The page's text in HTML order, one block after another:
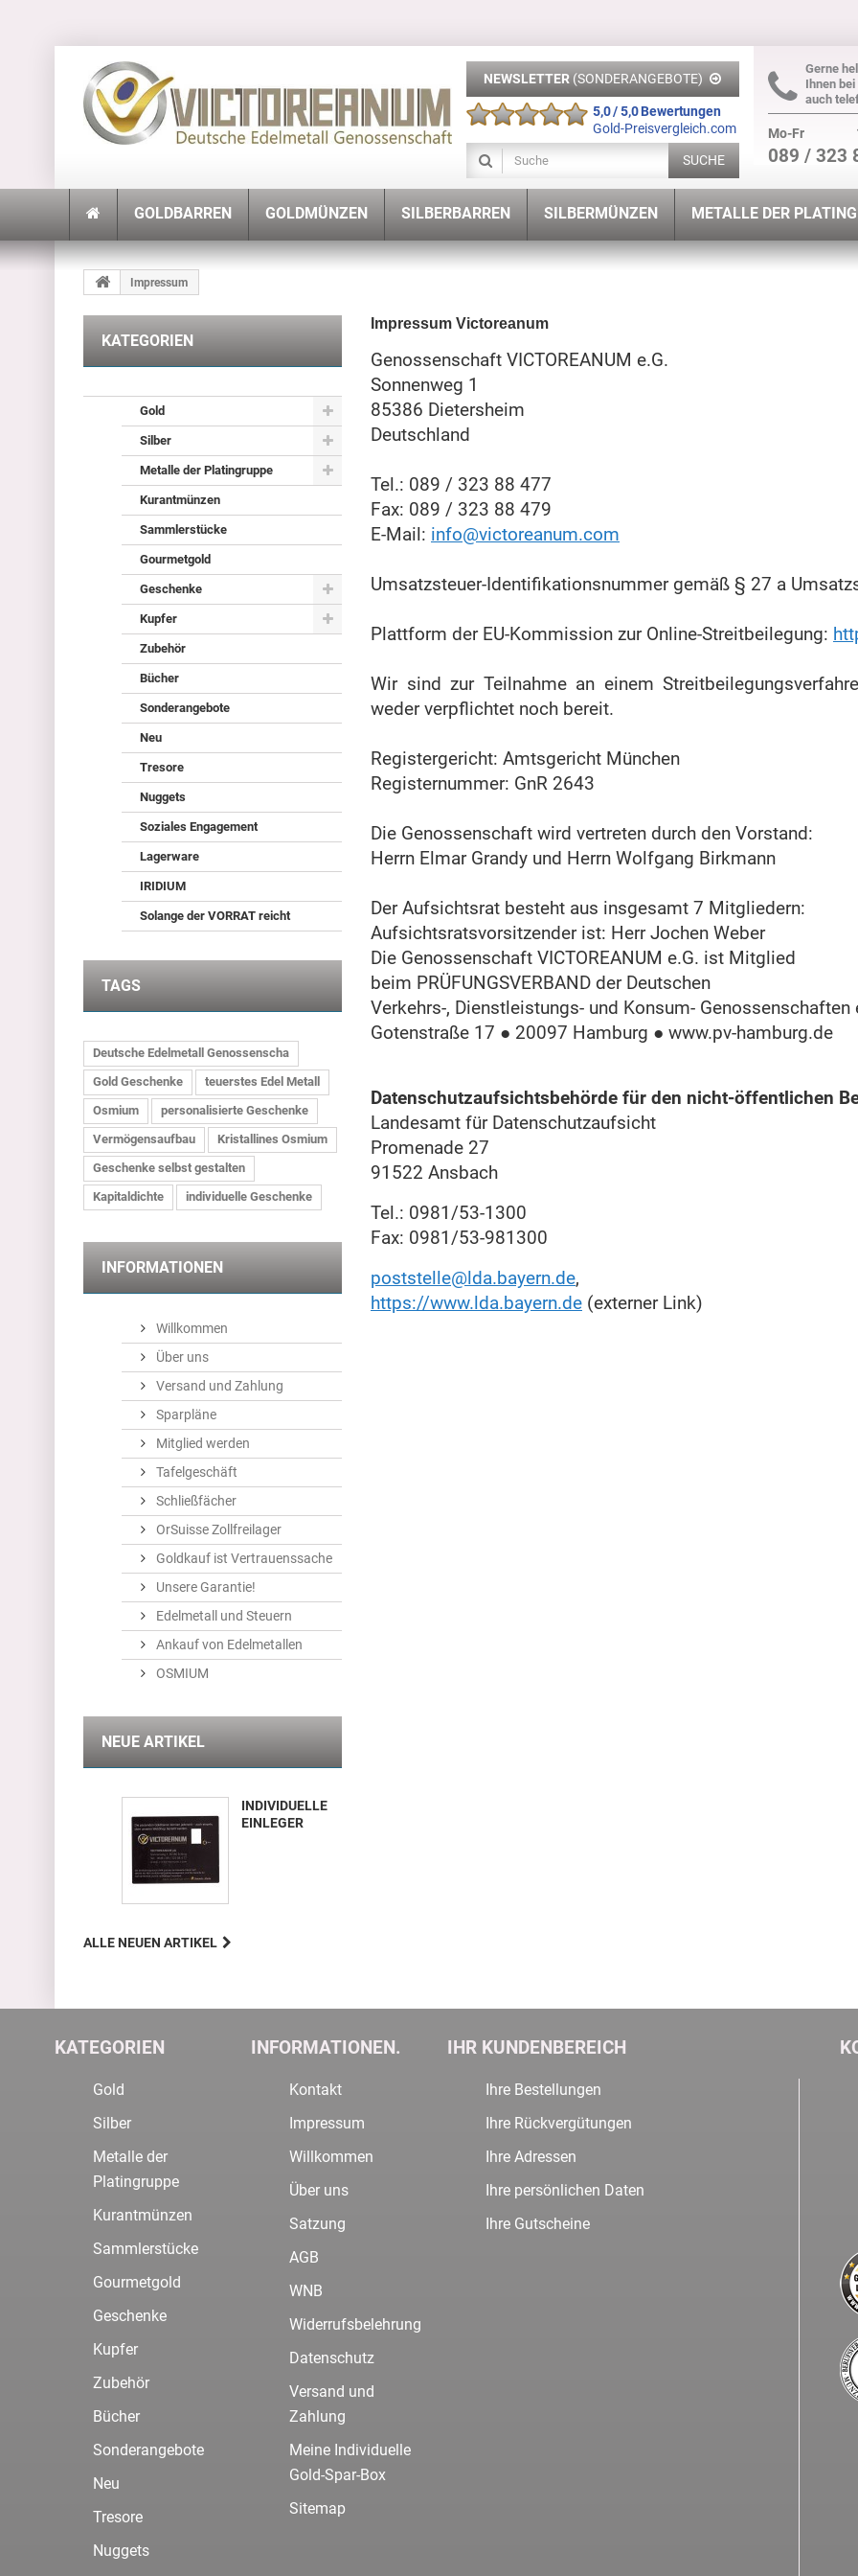
Gerne
Ihnen
auch
Mo-Fr
089 / 323
NEWSLETTER (SONDERANGEBOTE)
5,0 / 5,0 Bewertungen
Gold-Preisvergleich.com
SUCHE
GOLDBARREN GOLDMÜNZEN SILBERBARREN SILBERMÜNZEN METALLE DER
Impressum
KATEGORIEN
Gold
Silber
Metalle der Platingruppe
Kurantmünzen
Sammlerstücke
Gourmetgold
Geschenke
Kupfer
Zubehör
Bücher
Sonderangebote
Neu
Tresore
Nuggets
Soziales Engagement
Lagerware
IRIDIUM
Solange der VORRAT reicht
TAGS
Deutsche Edelmetall Genossenscha
Gold Geschenke
teuerstes Edel Metall
Osmium
personalisierte Geschenke
Vermögensaufbau
Kristallines Osmium
Geschenke selbst gestalten
Kapitaldichte
individuelle Geschenke
INFORMATIONEN
Willkommen
Über uns
Versand und Zahlung
Sparpläne
Mitglied werden
Tafelgeschäft
Schließfächer
OrSuisse Zollfreilager
Goldkauf ist Vertrauenssache
Unsere Garantie!
Edelmetall und Steuern
Ankauf von Edelmetallen
OSMIUM
NEUE ARTIKEL
INDIVIDUELLE
EINLEGER
ALLE NEUEN ARTIKEL
Impressum Victoreanum
Genossenschaft VICTOREANUM e.G.
Sonnenweg 1
85386 Dietersheim
Deutschland
Tel.: 089 / 323 88 477
Fax: 089 / 323 88 479
E-Mail: info@victoreanum.com
Umsatzsteuer-Identifikationsnummer gemäß § 27 a
Plattform der EU-Kommission zur Online-Streitbeilegung:
Wir sind zur Teilnahme an einem
weder verpflichtet noch bereit.
Registergericht: Amtsgericht München
Registernummer: GnR 2643
Die Genossenschaft wird vertreten durch den Vorstand:
Herrn Elmar Grandy und Herrn Wolfgang Birkmann
Der Aufsichtsrat besteht aus insgesamt 7 Mitgliedern:
Aufsichtsratsvorsitzender ist: Herr Jochen Weber
Die Genossenschaft VICTOREANUM e.G. ist Mitglied
beim PRÜFUNGSVERBAND der Deutschen
Verkehrs-, Dienstleistungs- und Konsum- Genossenschaften
Gotenstraße 17 ● 20097 Hamburg ● www.pv-hamburg.de
Datenschutzaufsichtsbehörde für den nicht-öffentlichen
Landesamt für Datenschutzaufsicht
Promenade 27
91522 Ansbach
Tel.: 0981/53-1300
Fax: 0981/53-981300
poststelle@lda.bayern.de,
https://www.lda.bayern.de (externer Link)
KATEGORIEN
Gold
Silber
Metalle der
Platingruppe
Kurantmünzen
Sammlerstücke
Gourmetgold
Geschenke
Kupfer
Zubehör
Bücher
Sonderangebote
Neu
Tresore
Nuggets
INFORMATIONEN.
Kontakt
Impressum
Willkommen
Über uns
Satzung
AGB
WNB
Widerrufsbelehrung
Datenschutz
Versand und
Zahlung
Meine Individuelle
Gold-Spar-Box
Sitemap
IHR KUNDENBEREICH
Ihre Bestellungen
Ihre Rückvergütungen
Ihre Adressen
Ihre persönlichen Daten
Ihre Gutscheine